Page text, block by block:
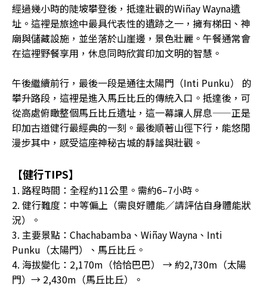
經過幾小時的陡坡攀登後，抵達壯觀的Wiñay Wayna遺
址。這裡是旅途中最具代表性的遺跡之一，擁有梯田、神
廟與儲藏設施，並坐落於山崖邊，景色壯麗。午餐通常會
在這裡野餐享用，休息同時欣賞印加文明的智慧。
午後繼續前行，最後一段是通往太陽門（Inti Punku） 的
攀升路段，這裡是進入馬丘比丘的傳統入口。抵達後，可
從高處俯瞰整個馬丘比丘遺址，這一幕讓人屏息——正是
印加古道健行最經典的一刻。最後順著山徑下行，能悠閒
漫步其中，感受這座神秘古城的靜謐與壯觀。
【健行TIPS】
1. 路程時間：全程約11公里。需約6–7小時。
2. 健行難度：中等偏上（需良好體能／請評估自身體能狀
況）。
3. 主要景點：Chachabamba、Wiñay Wayna、Inti
Punku（太陽門）、馬丘比丘。
4. 海拔變化：2,170m（恰恰巴巴） → 約2,730m（太陽
門）→ 2,430m（馬丘比丘）。